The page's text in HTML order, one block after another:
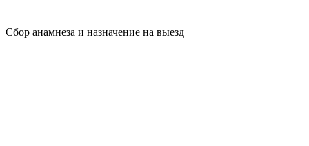
Сбор анамнеза и назначение на выезд